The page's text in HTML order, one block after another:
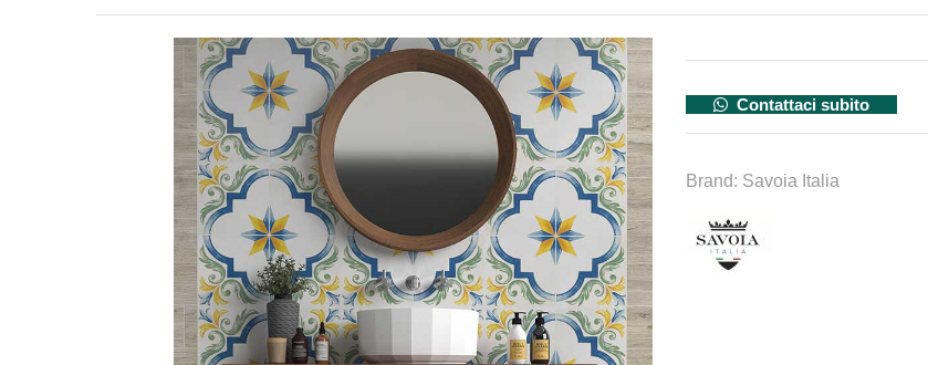
Contattaci subito
Brand: Savoia Italia